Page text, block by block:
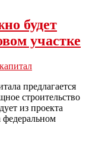
будет
участке
предлагается
строительство
из проекта
федеральном